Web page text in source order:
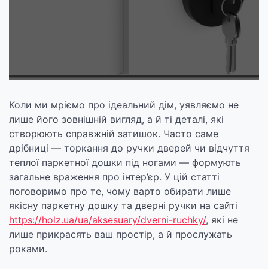
для свого дому
Коли ми мріємо про ідеальний дім, уявляємо не
лише його зовнішній вигляд, а й ті деталі, які
створюють справжній затишок. Часто саме
дрібниці — торкання до ручки дверей чи відчуття
теплої паркетної дошки під ногами — формують
загальне враження про інтер’єр. У цій статті
поговоримо про те, чому варто обирати лише
якісну паркетну дошку та дверні ручки на сайті
https://holz.ua/ua/aksesuary/dverni-ruchky/, які не
лише прикрасять ваш простір, а й прослужать
роками.